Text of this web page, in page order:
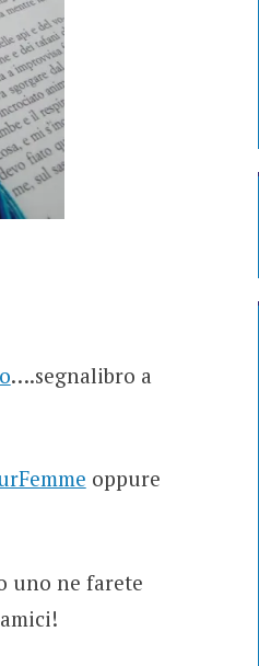
….segnalibro a
oppure
uno ne farete